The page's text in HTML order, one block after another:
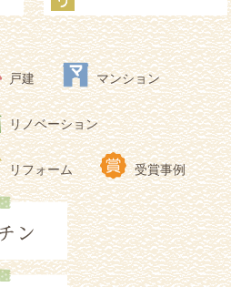
戸建 マンション
リノベーション
リフォーム 受賞事例